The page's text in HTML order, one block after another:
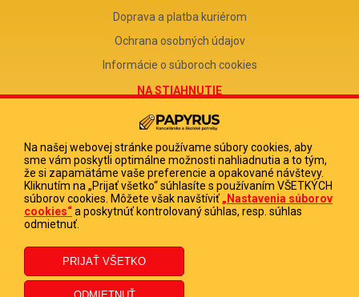
Doprava a platba kuriérom
Ochrana osobných údajov
Informácie o súboroch cookies
NA STIAHNUTIE
Reklamačný formulár
Odstúpenie od zmluvy
Poučenie o odstúpení od zmluvy
FIRMA
PAPYRUS POPRAD, s.r.o.
DIČ 2020513880
IČ DPH SK2020513880
Na našej webovej stránke používame súbory cookies, aby
sme vám poskytli optimálne možnosti nahliadnutia a to tým,
že si zapamätáme vaše preferencie a opakované návštevy.
Kliknutím na „Prijať všetko“ súhlasíte s používaním VŠETKÝCH
súborov cookies. Môžete však navštíviť „Nastavenia súborov
cookies“a poskytnúť kontrolovaný súhlas, resp. súhlas
odmietnuť.